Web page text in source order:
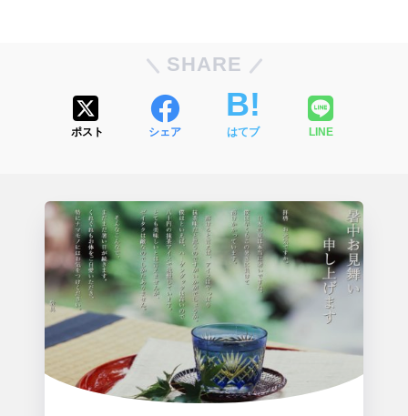
SHARE
ポスト シェア はてブ LINE